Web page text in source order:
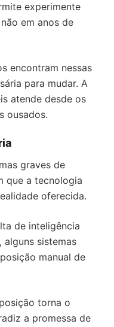
experimente
em anos de
encontram nessas
para mudar. A
atende desde os
ousados.
graves de
que a tecnologia
oferecida.
de inteligência
sistemas
manual de
torna o
a promessa de